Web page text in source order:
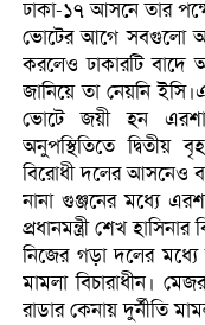
ঢাকা-১৭ আসনে তার
ভোটের আগে সবগুলো
করলেও ঢাকারটি বাদে
জানিয়ে তা নেয়নি
ভোটে জয়ী হন
অনুপস্থিতিতে দ্বিতীয়
বিরোধী দলের আসনেও
নানা গুঞ্জনের মধ্যে
প্রধানমন্ত্রী শেখ
নিজের গড়া দলের
মামলা বিচারাধীন।
রাডার কেনায় দুর্নীতি